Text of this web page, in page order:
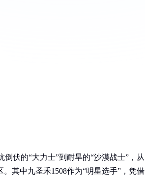
伏的“大力士”到耐旱的“沙漠战士”，从
其中九圣禾1508作为“明星选手”，凭借